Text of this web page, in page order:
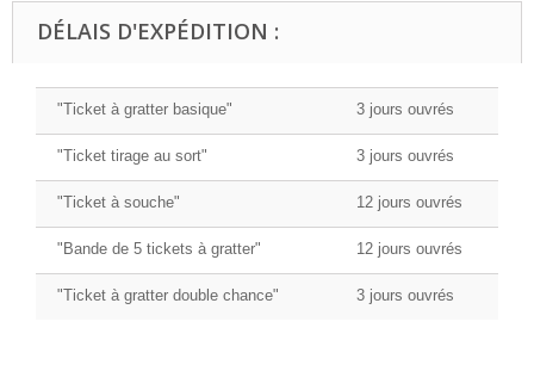
DÉLAIS D'EXPÉDITION :
"Ticket à gratter basique" 3 jours ouvrés
"Ticket tirage au sort" 3 jours ouvrés
"Ticket à souche" 12 jours ouvrés
"Bande de 5 tickets à gratter" 12 jours ouvrés
"Ticket à gratter double chance" 3 jours ouvrés